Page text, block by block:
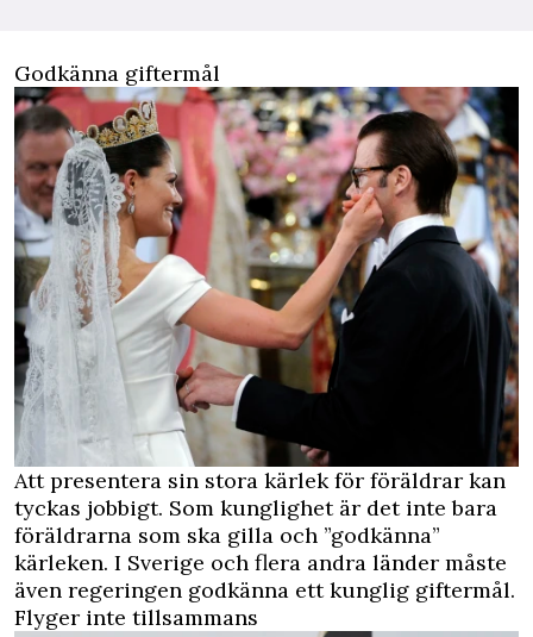
Godkänna giftermål
Att presentera sin stora kärlek för föräldrar kan
tyckas jobbigt. Som kunglighet är det inte bara
föräldrarna som ska gilla och ”godkänna”
kärleken. I Sverige och flera andra länder måste
även regeringen godkänna ett kunglig giftermål.
Flyger inte tillsammans